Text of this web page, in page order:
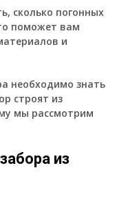
сколько погонных
поможет вам
и
необходимо знать
строят из
мы рассмотрим
из